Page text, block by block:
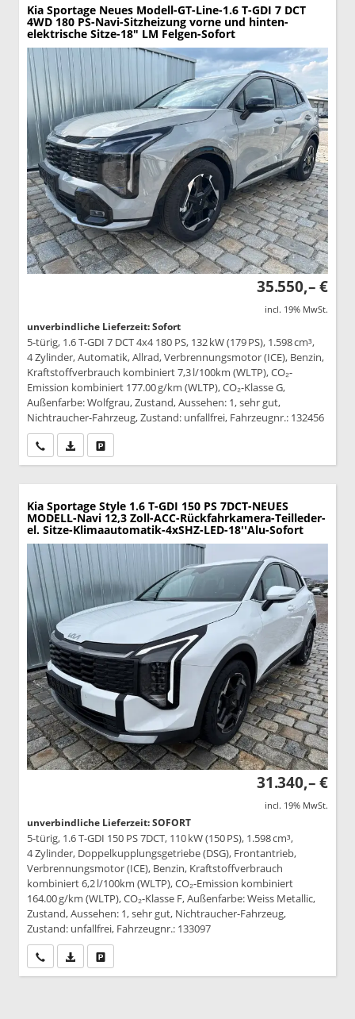
Kia Sportage Neues Modell-GT-Line-1.6 T-GDI 7 DCT
4WD 180 PS-Navi-Sitzheizung vorne und hinten-
elektrische Sitze-18" LM Felgen-Sofort
35.550,– €
incl. 19% MwSt.
unverbindliche Lieferzeit: Sofort
5-türig, 1.6 T-GDI 7 DCT 4x4 180 PS, 132 kW (179 PS), 1.598 cm³,
4 Zylinder, Automatik, Allrad, Verbrennungsmotor (ICE), Benzin,
Kraftstoffverbrauch kombiniert 7,3 l/100km (WLTP), CO₂-
Emission kombiniert 177.00 g/km (WLTP), CO₂-Klasse G,
Außenfarbe: Wolfgrau, Zustand, Aussehen: 1, sehr gut,
Nichtraucher-Fahrzeug, Zustand: unfallfrei, Fahrzeugnr.: 132456
Wir rufen Sie anPDF-Datei, Fahrzeugexposé drucken
Kia Sportage Style 1.6 T-GDI 150 PS 7DCT-NEUES
MODELL-Navi 12,3 Zoll-ACC-Rückfahrkamera-Teilleder-
el. Sitze-Klimaautomatik-4xSHZ-LED-18''Alu-Sofort
31.340,– €
incl. 19% MwSt.
unverbindliche Lieferzeit: SOFORT
5-türig, 1.6 T-GDI 150 PS 7DCT, 110 kW (150 PS), 1.598 cm³,
4 Zylinder, Doppelkupplungsgetriebe (DSG), Frontantrieb,
Verbrennungsmotor (ICE), Benzin, Kraftstoffverbrauch
kombiniert 6,2 l/100km (WLTP), CO₂-Emission kombiniert
164.00 g/km (WLTP), CO₂-Klasse F, Außenfarbe: Weiss Metallic,
Zustand, Aussehen: 1, sehr gut, Nichtraucher-Fahrzeug,
Zustand: unfallfrei, Fahrzeugnr.: 133097
Wir rufen Sie anPDF-Datei, Fahrzeugexposé drucken